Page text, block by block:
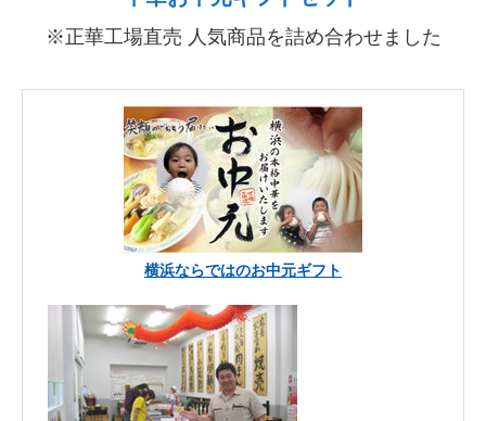
※正華工場直売 人気商品を詰め合わせました
横浜ならではのお中元ギフト